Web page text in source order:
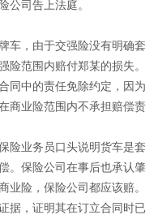
公司告上法庭。
车，由于交强险没有明确套
险范围内赔付郑某的损失。
同中的责任免除约定，因为
商业险范围内不承担赔偿责
险业务员口头说明货车是套
。保险公司在事后也承认肇
业险，保险公司都应该赔。
据，证明其在订立合同时已